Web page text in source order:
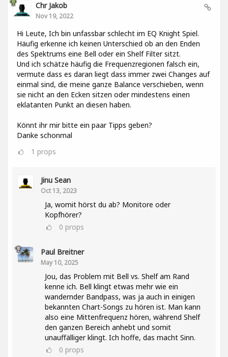
Chr Jakob
Nov 19, 2022
Hi Leute, Ich bin unfassbar schlecht im EQ Knight Spiel.
Häufig erkenne ich keinen Unterschied ob an den Enden
des Spektrums eine Bell oder ein Shelf Filter sitzt.
Und ich schätze häufig die Frequenzregionen falsch ein,
vermute dass es daran liegt dass immer zwei Changes auf
einmal sind, die meine ganze Balance verschieben, wenn
sie nicht an den Ecken sitzen oder mindestens einen
eklatanten Punkt an diesen haben.
Könnt ihr mir bitte ein paar Tipps geben?
Danke schonmal
1 props
Jinu Sean
Oct 13, 2023
Ja, womit hörst du ab? Monitore oder
Kopfhörer?
0 props
Paul Breitner
May 10, 2025
Jou, das Problem mit Bell vs. Shelf am Rand
kenne ich. Bell klingt etwas mehr wie ein
wandernder Bandpass, was ja auch in einigen
bekannten Chart-Songs zu hören ist. Man kann
also eine Mittenfrequenz hören, während Shelf
den ganzen Bereich anhebt und somit
unauffälliger klingt. Ich hoffe, das macht Sinn.
0 props